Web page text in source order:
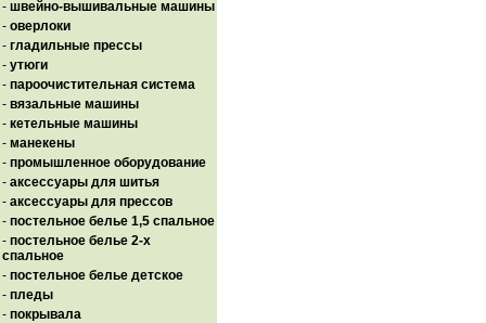
- швейно-вышивальные машины
- оверлоки
- гладильные прессы
- утюги
- пароочистительная система
- вязальные машины
- кетельные машины
- манекены
- промышленное оборудование
- аксессуары для шитья
- аксессуары для прессов
- постельное белье 1,5 спальное
- постельное белье 2-х
спальное
- постельное белье детское
- пледы
- покрывала